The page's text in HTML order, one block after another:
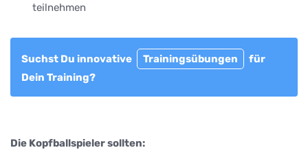
teilnehmen
Suchst Du innovative Trainingsübungen
für
Dein Training?
Die Kopfballspieler sollten: